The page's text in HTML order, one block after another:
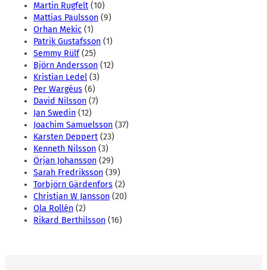
Martin Rugfelt (10)
Mattias Paulsson (9)
Orhan Mekic (1)
Patrik Gustafsson (1)
Semmy Rülf(25)
Björn Andersson (12)
Kristian Ledel (3)
Per Wargéus (6)
David Nilsson (7)
Jan Swedin (12)
Joachim Samuelsson (37)
Karsten Deppert (23)
Kenneth Nilsson (3)
Örjan Johansson (29)
Sarah Fredriksson (39)
Torbjörn Gärdenfors (2)
Christian W Jansson (20)
Ola Rollén (2)
Rikard Berthilsson (16)